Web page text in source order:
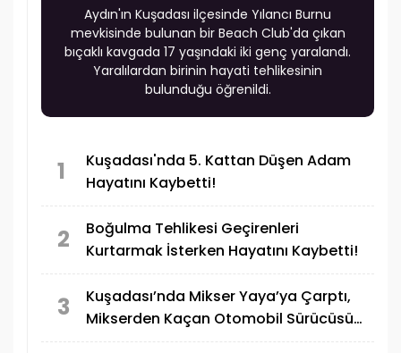
Aydın'ın Kuşadası ilçesinde Yılancı Burnu
mevkisinde bulunan bir Beach Club'da çıkan
bıçaklı kavgada 17 yaşındaki iki genç yaralandı.
Yaralılardan birinin hayati tehlikesinin
bulunduğu öğrenildi.
1
Kuşadası'nda 5. Kattan Düşen Adam
Hayatını Kaybetti!
2
Boğulma Tehlikesi Geçirenleri
Kurtarmak İsterken Hayatını Kaybetti!
3
Kuşadası’nda Mikser Yaya’ya Çarptı,
Mikserden Kaçan Otomobil Sürücüsü